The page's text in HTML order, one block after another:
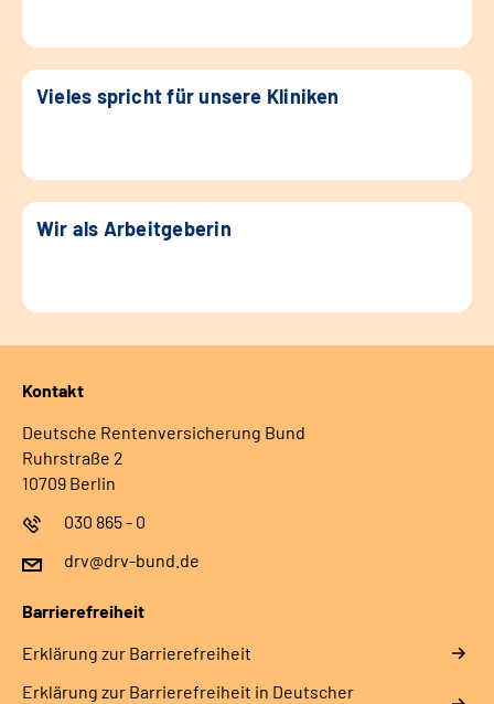
Vieles spricht für unsere Kliniken
Wir als Arbeitgeberin
Kontakt
Deutsche Rentenversicherung Bund
Ruhrstraße 2
10709 Berlin
030 865 - 0
drv@drv-bund.de
Barrierefreiheit
Erklärung zur Barrierefreiheit
Erklärung zur Barrierefreiheit in Deutscher